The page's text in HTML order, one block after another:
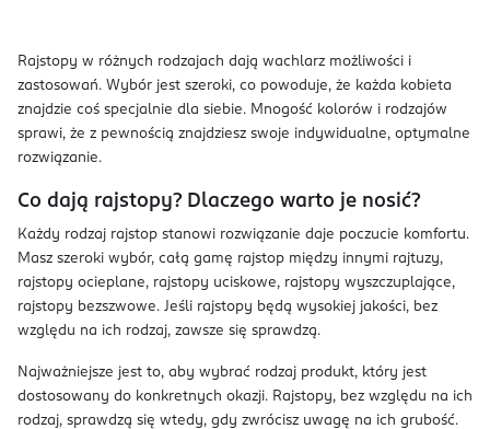
Rajstopy w różnych rodzajach dają wachlarz możliwości i
zastosowań. Wybór jest szeroki, co powoduje, że każda kobieta
znajdzie coś specjalnie dla siebie. Mnogość kolorów i rodzajów
sprawi, że z pewnością znajdziesz swoje indywidualne, optymalne
rozwiązanie.
Co dają rajstopy? Dlaczego warto je nosić?
Każdy rodzaj rajstop stanowi rozwiązanie daje poczucie komfortu.
Masz szeroki wybór, całą gamę rajstop między innymi rajtuzy,
rajstopy ocieplane, rajstopy uciskowe, rajstopy wyszczuplające,
rajstopy bezszwowe. Jeśli rajstopy będą wysokiej jakości, bez
względu na ich rodzaj, zawsze się sprawdzą.
Najważniejsze jest to, aby wybrać rodzaj produkt, który jest
dostosowany do konkretnych okazji. Rajstopy, bez względu na ich
rodzaj, sprawdzą się wtedy, gdy zwrócisz uwagę na ich grubość.